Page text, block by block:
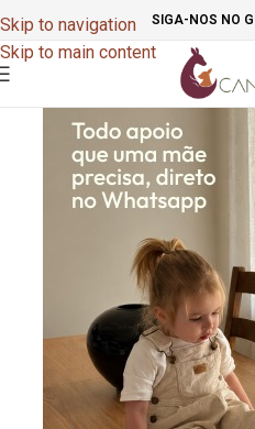
Skip to navigation
Skip to main content
SIGA-NOS NO